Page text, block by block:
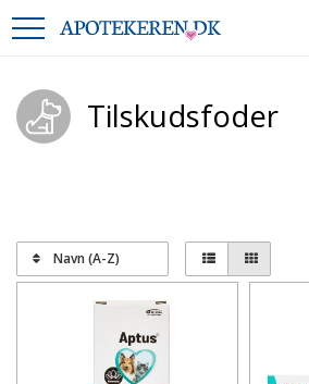
Tilskudsfoder
Navn (A-Z)